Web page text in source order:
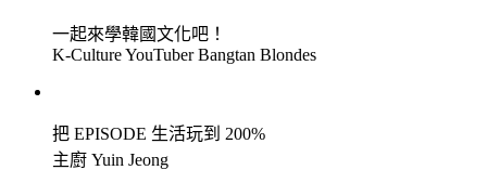
一起來學韓國文化吧！
K-Culture YouTuber Bangtan Blondes
把 EPISODE 生活玩到 200%
主廚 Yuin Jeong